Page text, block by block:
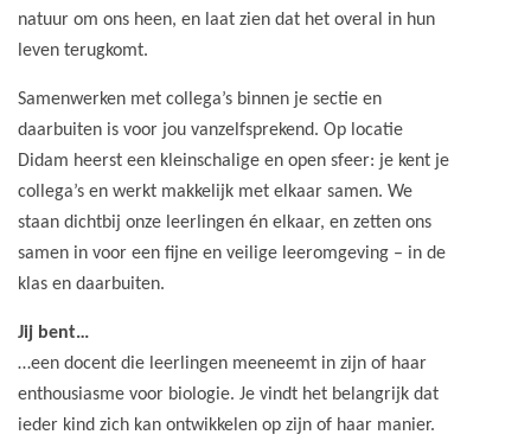
natuur om ons heen, en laat zien dat het overal in hun
leven terugkomt.
Samenwerken met collega’s binnen je sectie en
daarbuiten is voor jou vanzelfsprekend. Op locatie
Didam heerst een kleinschalige en open sfeer: je kent je
collega’s en werkt makkelijk met elkaar samen. We
staan dichtbij onze leerlingen én elkaar, en zetten ons
samen in voor een fijne en veilige leeromgeving – in de
klas en daarbuiten.
Jij bent…
…een docent die leerlingen meeneemt in zijn of haar
enthousiasme voor biologie. Je vindt het belangrijk dat
ieder kind zich kan ontwikkelen op zijn of haar manier.